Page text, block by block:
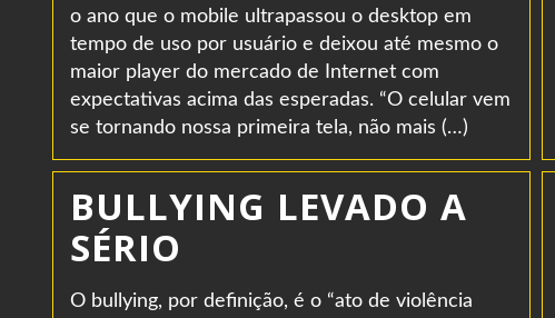
o ano que o mobile ultrapassou o desktop em
tempo de uso por usuário e deixou até mesmo o
maior player do mercado de Internet com
expectativas acima das esperadas. “O celular vem
se tornando nossa primeira tela, não mais (…)
BULLYING LEVADO A
SÉRIO
O bullying, por definição, é o “ato de violência